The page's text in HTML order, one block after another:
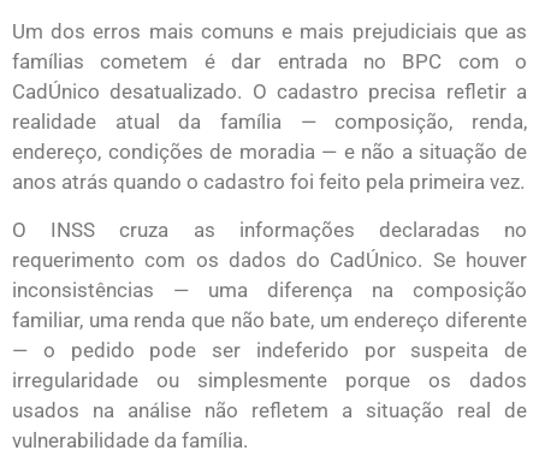
Um dos erros mais comuns e mais prejudiciais que as
famílias cometem é dar entrada no BPC com o
CadÚnico desatualizado. O cadastro precisa refletir a
realidade atual da família — composição, renda,
endereço, condições de moradia — e não a situação de
anos atrás quando o cadastro foi feito pela primeira vez.
O INSS cruza as informações declaradas no
requerimento com os dados do CadÚnico. Se houver
inconsistências — uma diferença na composição
familiar, uma renda que não bate, um endereço diferente
— o pedido pode ser indeferido por suspeita de
irregularidade ou simplesmente porque os dados
usados na análise não refletem a situação real de
vulnerabilidade da família.